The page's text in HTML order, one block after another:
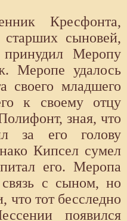
Кресфонта,
сыновей,
принудил Меропу
Меропе удалось
своего младшего
к своему отцу
зная, что
за его голову
Кипсел су­мел
его. Меропа
с сыном, но
тот бесследно
появился